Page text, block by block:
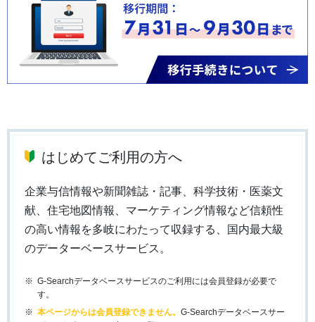
はじめてご利用の方へ
企業与信情報や新聞雑誌・記事、科学技術・医薬文
献、住宅地図情報、マーケティング情報など信頼性
の高い情報を多岐にわたって収録する、国内最大級
のデーターベースサービス。
G-Searchデータベースサービスのご利用には会員登録が必要で
す。
本ページからは会員登録できません。 G-Searchデータベースサー